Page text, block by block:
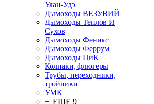
Улан-Удэ
Дымоходы ВЕЗУВИЙ
Дымоходы Теплов И
Сухов
Дымоходы Феникс
Дымоходы Феррум
Дымоходы ПиК
Колпаки, флюгеры
Трубы, переходники,
тройники
УМК
+ ЕЩЕ 9